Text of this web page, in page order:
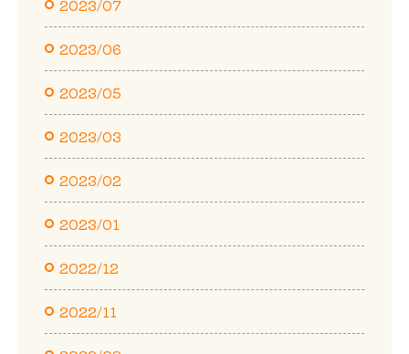
2023/06
2023/05
2023/03
2023/02
2023/01
2022/12
2022/11